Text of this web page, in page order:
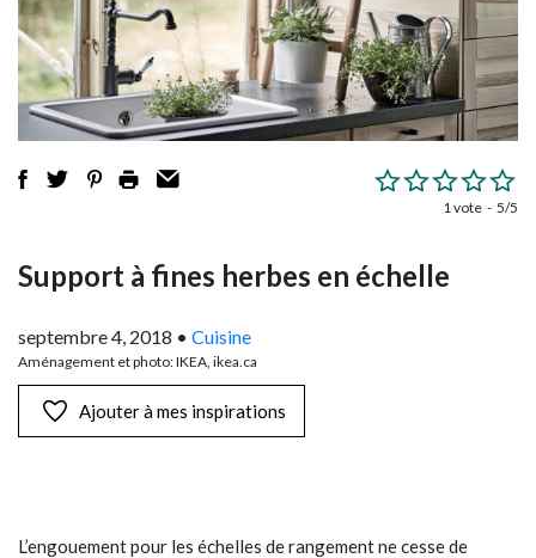
1 vote 5/5
Support à fines herbes en échelle
septembre 4, 2018 • Cuisine
Aménagement et photo: IKEA, ikea.ca
Ajouter à mes inspirations
L’engouement pour les échelles de rangement ne cesse de